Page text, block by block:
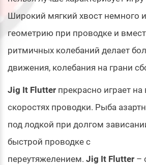
Широкий мягкий хвост немного
геометрию при проводке и
ритмичных колебаний делает
движения, колебания на грани
Jig It Flutter прекрасно играет
скоростях проводки. Рыба
под лодкой при долгом
быстрой проводке с
переутяжелением. Jig It Flutter –